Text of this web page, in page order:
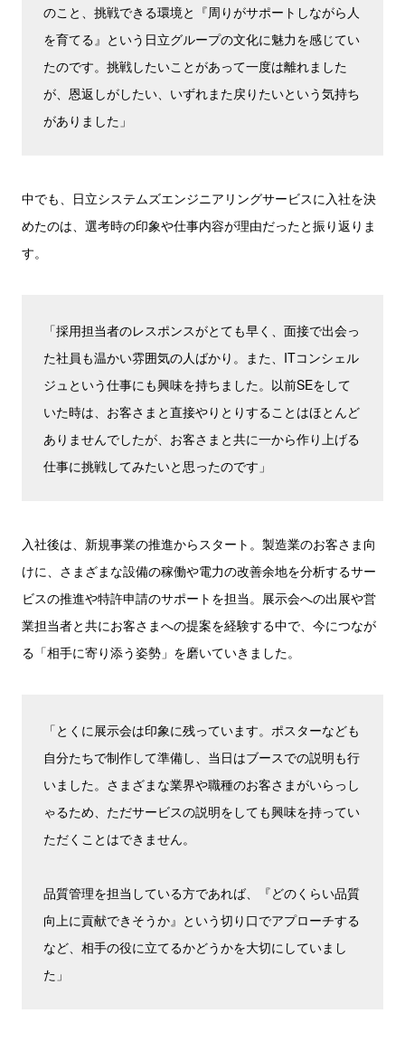
のこと、挑戦できる環境と『周りがサポートしながら人
を育てる』という日立グループの文化に魅力を感じてい
たのです。挑戦したいことがあって一度は離れました
が、恩返しがしたい、いずれまた戻りたいという気持ち
がありました」
中でも、日立システムズエンジニアリングサービスに入社を決
めたのは、選考時の印象や仕事内容が理由だったと振り返りま
す。
「採用担当者のレスポンスがとても早く、面接で出会っ
た社員も温かい雰囲気の人ばかり。また、ITコンシェル
ジュという仕事にも興味を持ちました。以前SEをして
いた時は、お客さまと直接やりとりすることはほとんど
ありませんでしたが、お客さまと共に一から作り上げる
仕事に挑戦してみたいと思ったのです」
入社後は、新規事業の推進からスタート。製造業のお客さま向
けに、さまざまな設備の稼働や電力の改善余地を分析するサー
ビスの推進や特許申請のサポートを担当。展示会への出展や営
業担当者と共にお客さまへの提案を経験する中で、今につなが
る「相手に寄り添う姿勢」を磨いていきました。
「とくに展示会は印象に残っています。ポスターなども
自分たちで制作して準備し、当日はブースでの説明も行
いました。さまざまな業界や職種のお客さまがいらっし
ゃるため、ただサービスの説明をしても興味を持ってい
ただくことはできません。
品質管理を担当している方であれば、『どのくらい品質
向上に貢献できそうか』という切り口でアプローチする
など、相手の役に立てるかどうかを大切にしていまし
た」